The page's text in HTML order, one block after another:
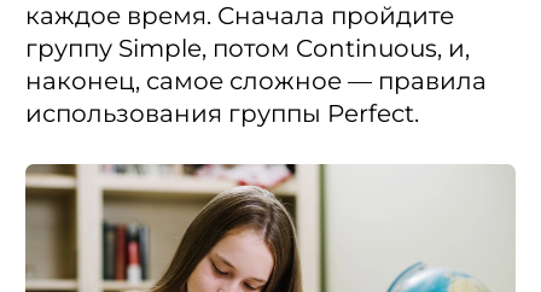
каждое время. Сначала пройдите
группу Simple, потом Continuous, и,
наконец, самое сложное — правила
использования группы Perfect.